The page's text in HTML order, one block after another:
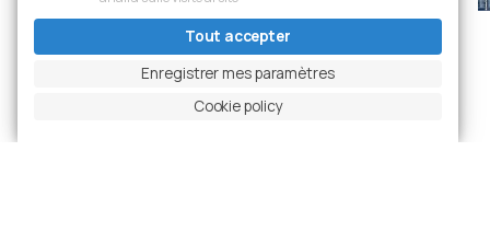
Tout accepter
Enregistrer mes paramètres
Cookie policy